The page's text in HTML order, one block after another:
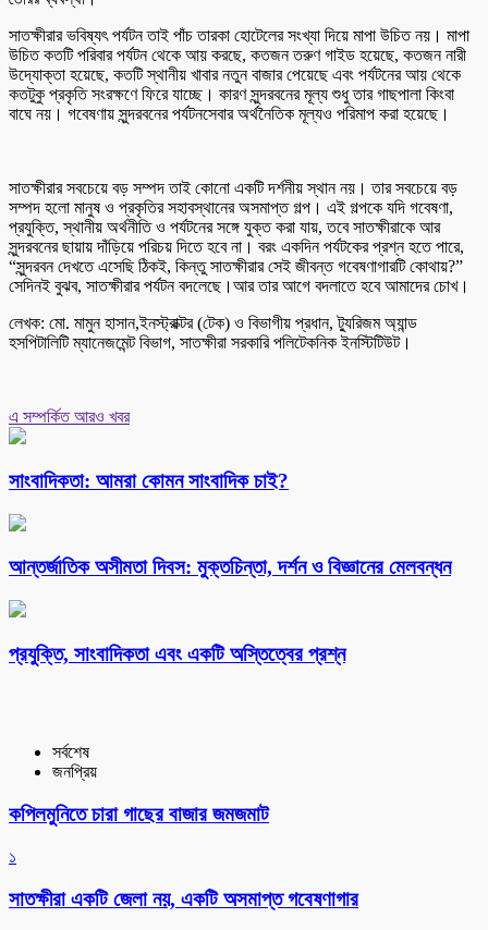
সাতক্ষীরার ভবিষ্যৎ পর্যটন তাই পাঁচ তারকা হোটেলের সংখ্যা দিয়ে মাপা উচিত নয়। মাপা
উচিত কতটি পরিবার পর্যটন থেকে আয় করছে, কতজন তরুণ গাইড হয়েছে, কতজন নারী
উদ্যোক্তা হয়েছে, কতটি স্থানীয় খাবার নতুন বাজার পেয়েছে এবং পর্যটনের আয় থেকে
কতটুকু প্রকৃতি সংরক্ষণে ফিরে যাচ্ছে। কারণ সুন্দরবনের মূল্য শুধু তার গাছপালা কিংবা
বাঘে নয়। গবেষণায় সুন্দরবনের পর্যটনসেবার অর্থনৈতিক মূল্যও পরিমাপ করা হয়েছে।
সাতক্ষীরার সবচেয়ে বড় সম্পদ তাই কোনো একটি দর্শনীয় স্থান নয়। তার সবচেয়ে বড়
সম্পদ হলো মানুষ ও প্রকৃতির সহাবস্থানের অসমাপ্ত গল্প। এই গল্পকে যদি গবেষণা,
প্রযুক্তি, স্থানীয় অর্থনীতি ও পর্যটনের সঙ্গে যুক্ত করা যায়, তবে সাতক্ষীরাকে আর
সুন্দরবনের ছায়ায় দাঁড়িয়ে পরিচয় দিতে হবে না। বরং একদিন পর্যটকের প্রশ্ন হতে পারে,
“সুন্দরবন দেখতে এসেছি ঠিকই, কিন্তু সাতক্ষীরার সেই জীবন্ত গবেষণাগারটি কোথায়?”
সেদিনই বুঝব, সাতক্ষীরার পর্যটন বদলেছে।আর তার আগে বদলাতে হবে আমাদের চোখ।
লেখক: মো. মামুন হাসান,ইনস্ট্রাক্টর (টেক) ও বিভাগীয় প্রধান, ট্যুরিজম অ্যান্ড
হসপিটালিটি ম্যানেজমেন্ট বিভাগ, সাতক্ষীরা সরকারি পলিটেকনিক ইনস্টিটিউট।
এ সম্পর্কিত আরও খবর
সাংবাদিকতা: আমরা কোমন সাংবাদিক চাই?
আন্তর্জাতিক অসীমতা দিবস: মুক্তচিন্তা, দর্শন ও বিজ্ঞানের মেলবন্ধন
প্রযুক্তি, সাংবাদিকতা এবং একটি অস্তিত্বের প্রশ্ন
সর্বশেষ
জনপ্রিয়
কপিলমুনিতে চারা গাছের বাজার জমজমাট
১
সাতক্ষীরা একটি জেলা নয়, একটি অসমাপ্ত গবেষণাগার